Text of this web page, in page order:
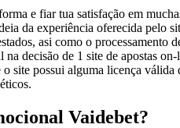
e fiar tua satisfação em
da experiência oferecida pelo
asi como o processamento
decisão de 1 site de apostas
site possui alguma licença
Vaidebet?